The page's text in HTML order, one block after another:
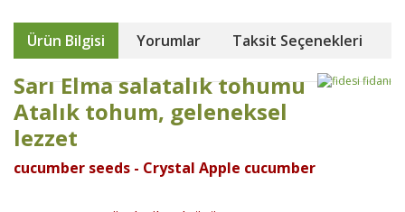
Ürün Bilgisi Yorumlar Taksit Seçenekleri
Sarı Elma salatalık tohumu
Atalık tohum, geleneksel
lezzet
cucumber seeds - Crystal Apple cucumber